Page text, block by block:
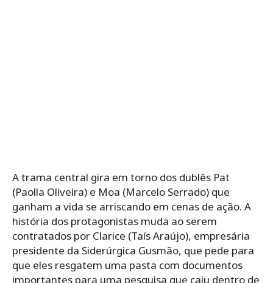
A trama central gira em torno dos dublês Pat
(Paolla Oliveira) e Moa (Marcelo Serrado) que
ganham a vida se arriscando em cenas de ação. A
história dos protagonistas muda ao serem
contratados por Clarice (Taís Araújo), empresária
presidente da Siderúrgica Gusmão, que pede para
que eles resgatem uma pasta com documentos
importantes para uma pesquisa que caiu dentro de